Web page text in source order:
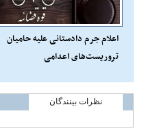
اعلام جرم دادستانی علیه حامیان
تروریست‌های اعدامی
نظرات بینندگان